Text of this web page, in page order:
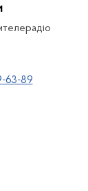
63-89